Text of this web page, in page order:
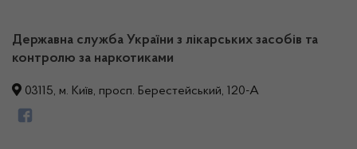
Державна служба України з лікарських засобів та
контролю за наркотиками
03115, м. Київ, просп. Берестейський, 120-А